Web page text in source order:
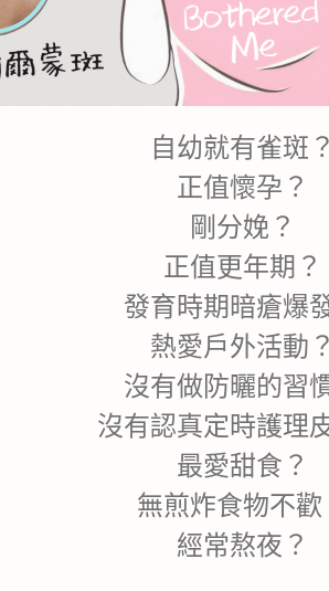
自幼就有雀斑？
正值懷孕？
剛分娩？
正值更年期？
發育時期暗瘡爆
熱愛戶外活動？
沒有做防曬的習
沒有認真定時護理
最愛甜食？
無煎炸食物不歡
經常熬夜？